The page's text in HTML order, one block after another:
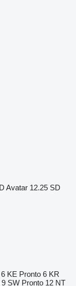
Avatar 12.25 SD
KE Pronto 6 KR
9 SW Pronto 12 NT